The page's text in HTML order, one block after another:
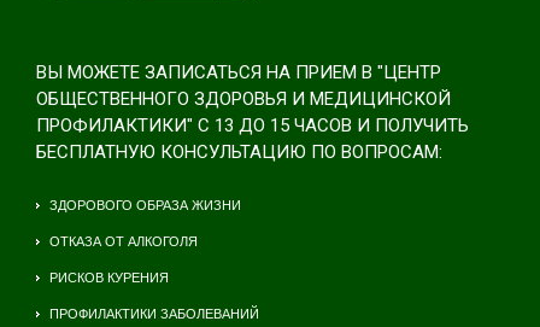
ВЫ МОЖЕТЕ ЗАПИСАТЬСЯ НА ПРИЕМ В "ЦЕНТР
ОБЩЕСТВЕННОГО ЗДОРОВЬЯ И МЕДИЦИНСКОЙ
ПРОФИЛАКТИКИ" С 13 ДО 15 ЧАСОВ И ПОЛУЧИТЬ
БЕСПЛАТНУЮ КОНСУЛЬТАЦИЮ ПО ВОПРОСАМ:
ЗДОРОВОГО ОБРАЗА ЖИЗНИ
ОТКАЗА ОТ АЛКОГОЛЯ
РИСКОВ КУРЕНИЯ
ПРОФИЛАКТИКИ ЗАБОЛЕВАНИЙ